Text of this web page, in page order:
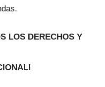
LOS DERECHOS Y